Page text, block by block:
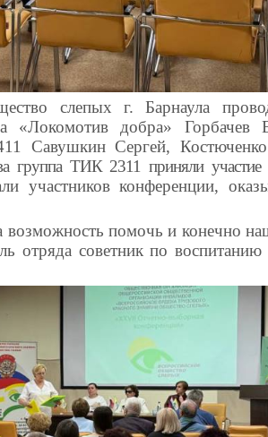
слепых г. Барнаула
«Локомотив добра» Горбачев
Савушкин Сергей,
группа ТИК 2311 приняли
участников конференции,
возможность помочь и конечно
отряда советник по